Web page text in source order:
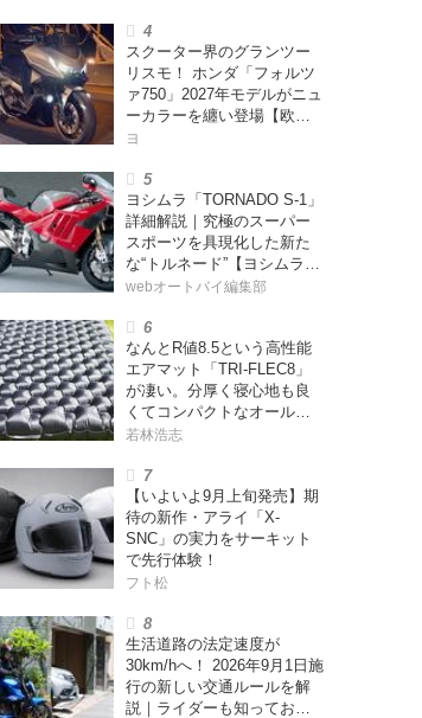
スクーター界のグランツー
リスモ！ ホンダ「フォルツ
ァ750」2027年モデルがニュ
ーカラーを纏い登場【欧
州】
ヨ
ヨシムラ「TORNADO S-1」
詳細解説｜究極のスーパー
スポーツを具現化した新た
な“トルネード”【ヨシムラ
伝】
webオートバイ編集部
なんとR値8.5という高性能
エアマット「TRI-FLEC8」
が凄い。分厚く寝心地も良
くてコンパクトなオールシ
ーズン対応マットを試して
ー・カブカブ・ダイアリー
ズ Vol.385〉
若林浩志
【いよいよ9月上旬発売】期
待の新作・アライ「X-
SNC」の実力をサーキット
で先行体験！
フト松
生活道路の法定速度が
30km/hへ！ 2026年9月1日施
行の新しい交通ルールを解
説｜ライダーも知っておく